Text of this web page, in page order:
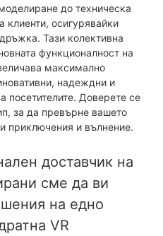
до техническа
осигурявайки
Тази колективна
функционалност на
максимално
надеждни и
посетителите. Доверете се
за да превърне вашето
приключения и вълнение.
доставчик на
сме да ви
на едно
VR